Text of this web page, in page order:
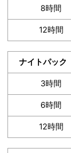
8時間
12時間
ナイトパック
3時間
6時間
12時間